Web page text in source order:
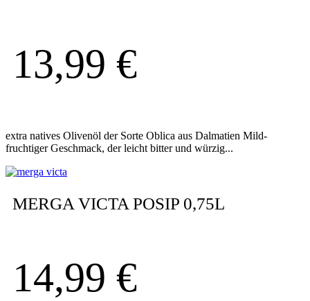
13,99 €
extra natives Olivenöl der Sorte Oblica aus Dalmatien Mild-
fruchtiger Geschmack, der leicht bitter und würzig...
MERGA VICTA POSIP 0,75L
14,99 €